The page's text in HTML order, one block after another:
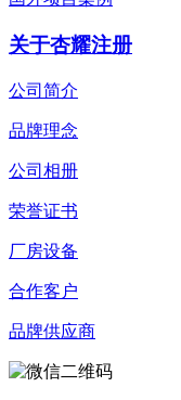
关于杏耀注册
公司简介
品牌理念
公司相册
荣誉证书
厂房设备
合作客户
品牌供应商